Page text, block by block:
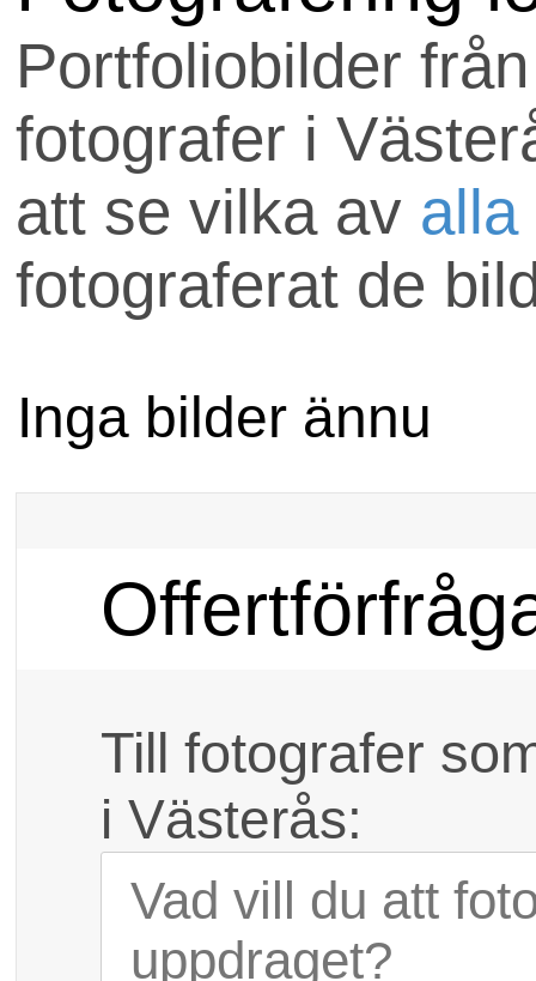
Uppdraget skickas
som är med hos
anlitafotograf.se.
Om ni har några
välkomna att maila
Portfoliobilder
fotografer i
att se vilka av alla
fotograferat de
Inga bilder ännu
Till fotografer
i Västerås: